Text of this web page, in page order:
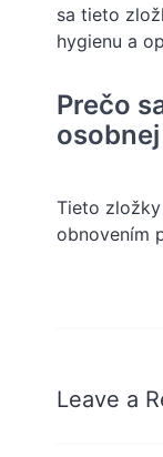
sa tieto
hygienu a
Prečo
Tieto
obnovením
Leave a